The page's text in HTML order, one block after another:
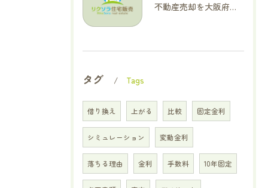
不動産売却を大阪府交野市で成功に導く三大タブー回避と高価格査定の極意
タグ Tags
借り換え 上がる 比較 固定金利
シミュレーション 変動金利
落ちる理由 金利 手数料 10年固定